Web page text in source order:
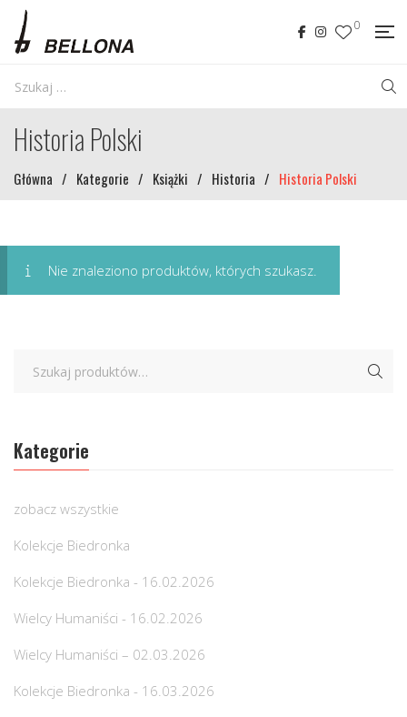
0
Historia Polski
Główna / Kategorie / Książki / Historia / Historia Polski
Nie znaleziono produktów, których szukasz.
Kategorie
zobacz wszystkie
Kolekcje Biedronka
Kolekcje Biedronka - 16.02.2026
Wielcy Humaniści - 16.02.2026
Wielcy Humaniści – 02.03.2026
Kolekcje Biedronka - 16.03.2026